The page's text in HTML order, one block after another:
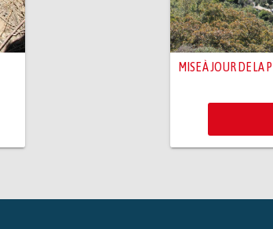
MISE À JOUR DE LA